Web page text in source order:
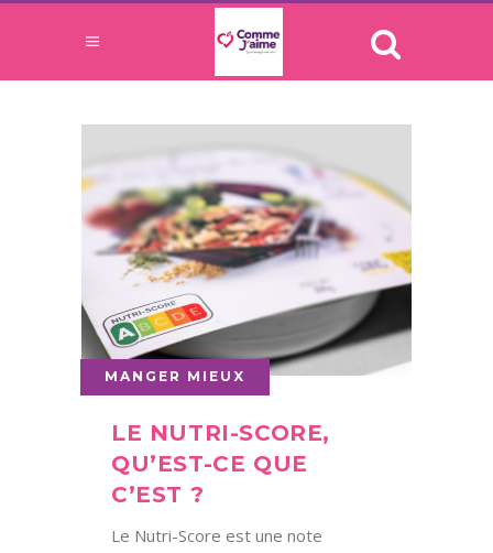
MANGER MIEUX
LE NUTRI-SCORE,
QU’EST-CE QUE
C’EST ?
Le Nutri-Score est une note